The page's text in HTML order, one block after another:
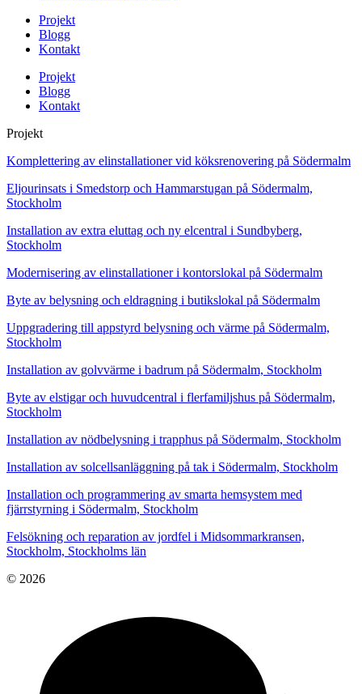
Projekt
Blogg
Kontakt
Projekt
Blogg
Kontakt
Projekt
Komplettering av elinstallationer vid köksrenovering på Södermalm
Eljourinsats i Smedstorp och Hammarstugan på Södermalm,
Stockholm
Installation av extra eluttag och ny elcentral i Sundbyberg,
Stockholm
Modernisering av elinstallationer i kontorslokal på Södermalm
Byte av belysning och eldragning i butikslokal på Södermalm
Uppgradering till appstyrd belysning och värme på Södermalm,
Stockholm
Installation av golvvärme i badrum på Södermalm, Stockholm
Byte av elstigar och huvudcentral i flerfamiljshus på Södermalm,
Stockholm
Installation av nödbelysning i trapphus på Södermalm, Stockholm
Installation av solcellsanläggning på tak i Södermalm, Stockholm
Installation och programmering av smarta hemsystem med
fjärrstyrning i Södermalm, Stockholm
Felsökning och reparation av jordfel i Midsommarkransen,
Stockholm, Stockholms län
© 2026